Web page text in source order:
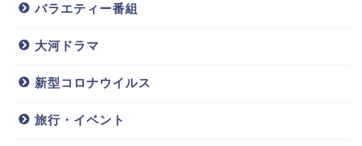
バラエティー番組
大河ドラマ
新型コロナウイルス
旅行・イベント